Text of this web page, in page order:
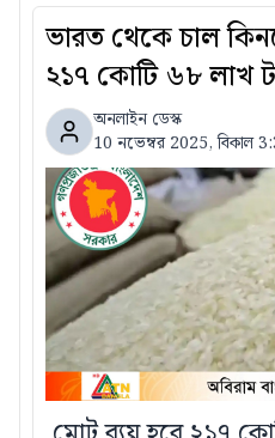
ভারত থেকে চাল
২১৭ কোটি ৬৮ লাখ
অনলাইন ডেস্ক
10 নভেম্বর 2025, বিকাল